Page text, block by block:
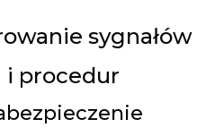
sygnałów
i procedur